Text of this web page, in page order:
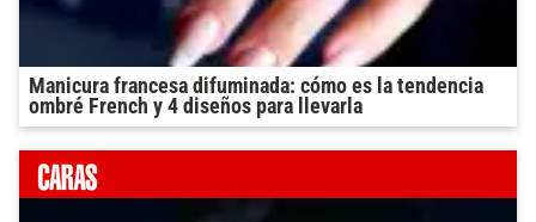
Manicura francesa difuminada: cómo es la tendencia
ombré French y 4 diseños para llevarla